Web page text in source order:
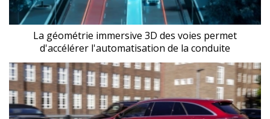
La géométrie immersive 3D des voies permet
d'accélérer l'automatisation de la conduite